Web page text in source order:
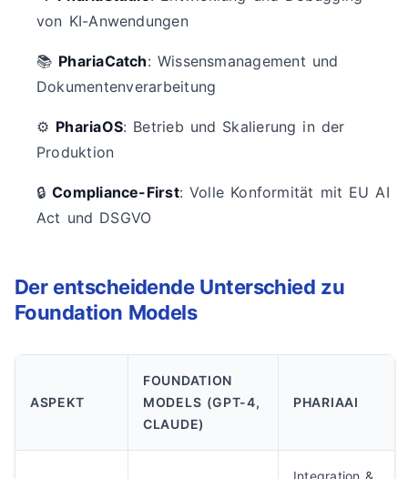
von KI-Anwendungen
📚 PhariaCatch: Wissensmanagement und
Dokumentenverarbeitung
⚙️ PhariaOS: Betrieb und Skalierung in der
Produktion
🔒Compliance-First: Volle Konformität mit EU AI
Act und DSGVO
Der entscheidende Unterschied zu
Foundation Models
ASPEKT
FOUNDATION
MODELS (GPT-4,
CLAUDE)
PHARIAAI
Integration &